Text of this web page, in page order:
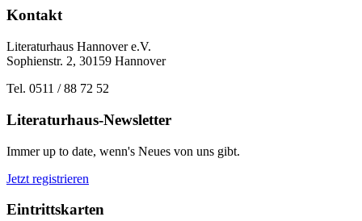
Kontakt
Literaturhaus Hannover e.V.
Sophienstr. 2, 30159 Hannover
Tel. 0511 / 88 72 52
Literaturhaus-Newsletter
Immer up to date, wenn's Neues von uns gibt.
Jetzt registrieren
Eintrittskarten